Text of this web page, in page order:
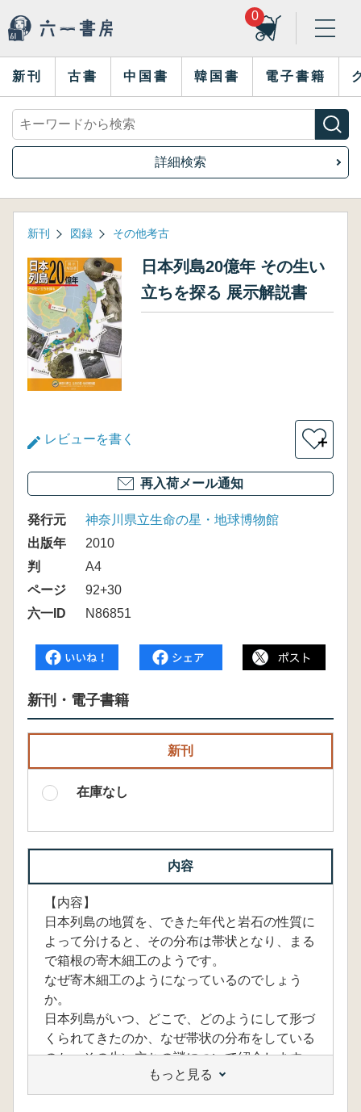
0
新刊 古書 中国書 韓国書 電子書籍
詳細検索
新刊 図録 その他考古
日本列島20億年 その生い
立ちを探る 展示解説書
レビューを書く ＋
再入荷メール通知
発行元
神奈川県立生命の星・地球博物館
出版年
2010
判
A4
ページ
92+30
六一ID
N86851
新刊・電子書籍
新刊
在庫なし
内容
【内容】
日本列島の地質を、できた年代と岩石の性質に
よって分けると、その分布は帯状となり、まる
で箱根の寄木細工のようです。
なぜ寄木細工のようになっているのでしょう
か。
日本列島がいつ、どこで、どのようにして形づ
くられてきたのか、なぜ帯状の分布をしている
のか、その生い立ちの謎について紹介します。
もっと見る